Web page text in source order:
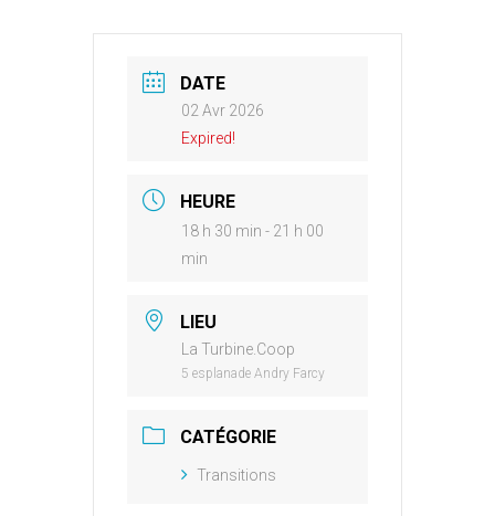
DATE
02 Avr 2026
Expired!
HEURE
18 h 30 min - 21 h 00
min
LIEU
La Turbine.Coop
5 esplanade Andry Farcy
CATÉGORIE
Transitions